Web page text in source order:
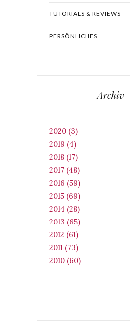
TUTORIALS & REVIEWS
PERSÖNLICHES
Archiv
2020 (3)
2019 (4)
2018 (17)
2017 (48)
2016 (59)
2015 (69)
2014 (28)
2013 (65)
2012 (61)
2011 (73)
2010 (60)